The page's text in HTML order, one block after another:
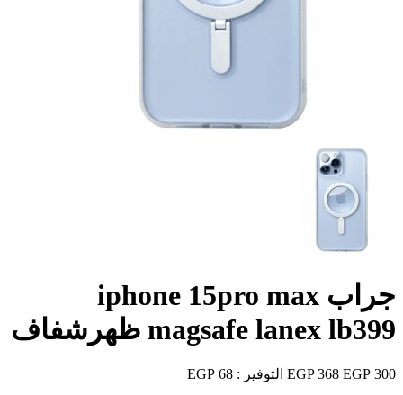
جراب iphone 15pro max
magsafe lanex lb399 ظهرشفاف
300 EGP
368 EGP التوفير : 68 EGP